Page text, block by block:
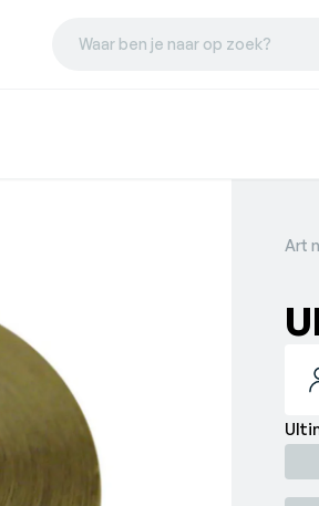
Waar ben je naar op zoek?
Art